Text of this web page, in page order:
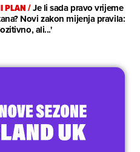
PLAN/Je li sada pravo vrijeme
Novi zakon mijenja pravila:
ali...'